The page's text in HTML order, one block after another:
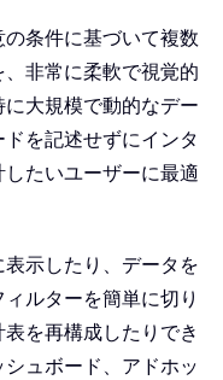
条件に基づいて複数
非常に柔軟で視覚的
大規模で動的なデー
を記述せずにインタ
たいユーザーに最適
示したり、データを
ルターを簡単に切り
を再構成したりでき
ュボード、アドホッ